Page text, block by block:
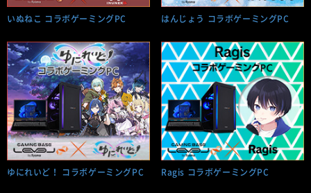
いぬねこ コラボゲーミングPC はんじょう コラボゲーミングPC
ゆにれいど！ コラボゲーミングPC Ragis コラボゲーミングPC